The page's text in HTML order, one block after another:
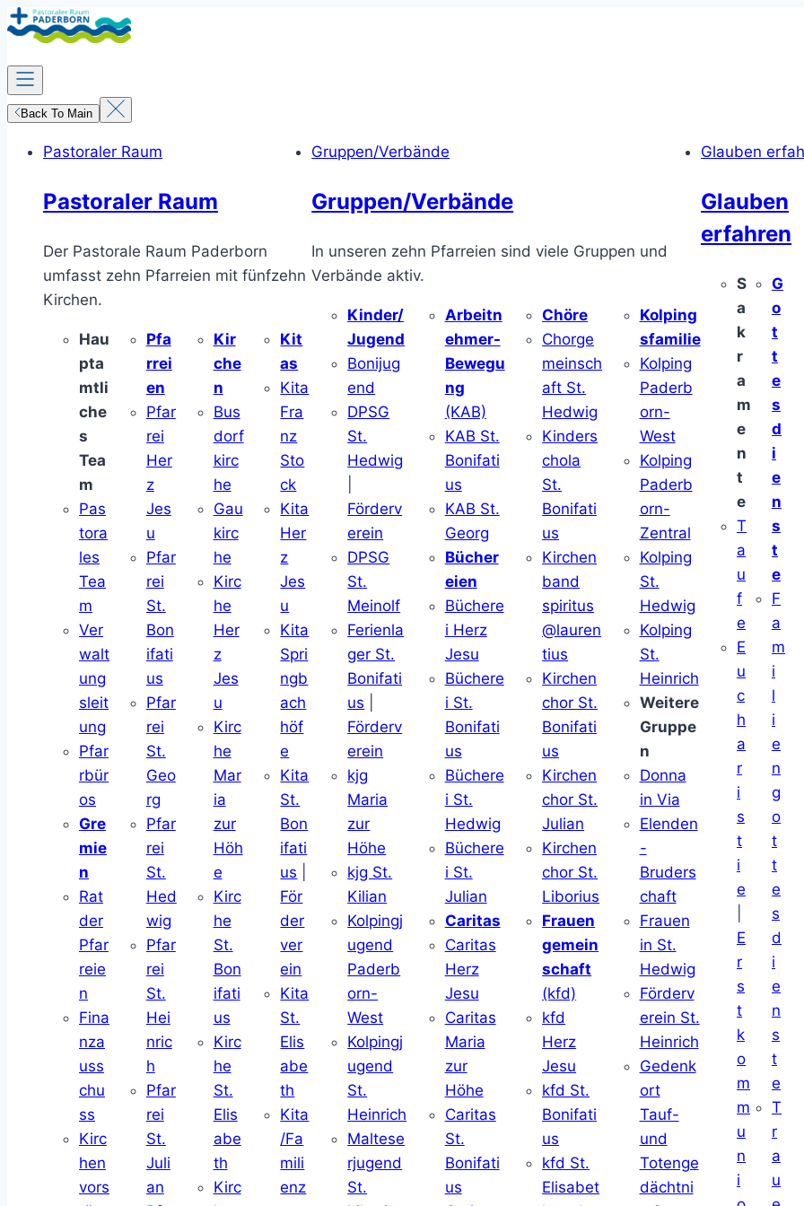
Zum
Inhalt
springen
Back To Main
Pastoraler Raum
Pastoraler Raum
Der Pastorale Raum Paderborn
umfasst zehn Pfarreien mit fünfzehn
Kirchen.
Hau
pta
mtli
che
s
Tea
m
Pas
tora
les
Tea
m
Ver
walt
ung
sleit
ung
Pfar
rbür
os
Gre
mie
n
Rat
der
Pfar
reie
n
Fina
nza
uss
chu
ss
Kirc
hen
vors
Pfa
rrei
en
Pfar
rei
Her
z
Jes
u
Pfar
rei
St.
Bon
ifati
us
Pfar
rei
St.
Geo
rg
Pfar
rei
St.
Hed
wig
Pfar
rei
St.
Hei
nric
h
Pfar
rei
St.
Juli
an
Kir
che
n
Bus
dorf
kirc
he
Gau
kirc
he
Kirc
he
Her
z
Jes
u
Kirc
he
Mar
ia
zur
Höh
e
Kirc
he
St.
Bon
ifati
us
Kirc
he
St.
Elis
abe
th
Kirc
Kit
as
Kita
Fra
nz
Sto
ck
Kita
Her
z
Jes
u
Kita
Spri
ngb
ach
höf
e
Kita
St.
Bon
ifati
us
För
der
ver
ein
Kita
St.
Elis
abe
th
Kita
/Fa
mili
enz
Gruppen/Verbände
Gruppen/Verbände
In unseren zehn Pfarreien sind viele Gruppen und
Verbände aktiv.
Kinder/
Jugend
Bonijug
end
DPSG
St.
Hedwig
Förderv
erein
DPSG
St.
Meinolf
Ferienla
ger St.
Bonifati
us
Förderv
erein
kjg
Maria
zur
Höhe
kjg St.
Kilian
Kolpingj
ugend
Paderb
orn-
West
Kolpingj
ugend
St.
Heinrich
Maltese
rjugend
St.
Arbeitn
ehmer-
Bewegu
ng
(KAB)
KAB St.
Bonifati
us
KAB St.
Georg
Bücher
eien
Büchere
i Herz
Jesu
Büchere
i St.
Bonifati
us
Büchere
i St.
Hedwig
Büchere
i St.
Julian
Caritas
Caritas
Herz
Jesu
Caritas
Maria
zur
Höhe
Caritas
St.
Bonifati
us
Chöre
Chorge
meinsch
aft St.
Hedwig
Kinders
chola
St.
Bonifati
us
Kirchen
band
spiritus
@lauren
tius
Kirchen
chor St.
Bonifati
us
Kirchen
chor St.
Julian
Kirchen
chor St.
Liborius
Frauen
gemein
schaft
(kfd)
kfd
Herz
Jesu
kfd St.
Bonifati
us
kfd St.
Elisabet
Kolping
sfamilie
Kolping
Paderb
orn-
West
Kolping
Paderb
orn-
Zentral
Kolping
St.
Hedwig
Kolping
St.
Heinrich
Weitere
Gruppe
n
Donna
in Via
Elenden
-
Bruders
chaft
Frauen
in St.
Hedwig
Förderv
erein St.
Heinrich
Gedenk
ort
Tauf-
und
Totenge
dächtni
Glauben
Glauben
erfahren
S
a
k
r
a
m
e
n
t
e
T
a
u
f
e
E
u
c
h
a
r
i
s
t
i
e
E
r
s
t
k
o
m
m
u
n
i
G
o
t
t
e
s
d
i
e
n
s
t
e
F
a
m
i
l
i
e
n
g
o
t
t
e
s
d
i
e
n
s
t
e
T
r
a
u